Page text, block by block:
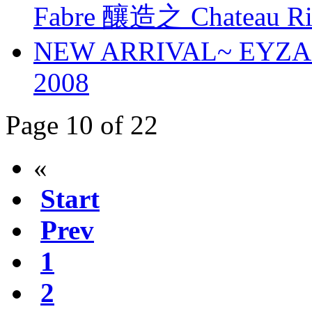
Fabre 釀造之 Chateau
NEW ARRIVAL~
2008
Page 10 of 22
«
Start
Prev
1
2